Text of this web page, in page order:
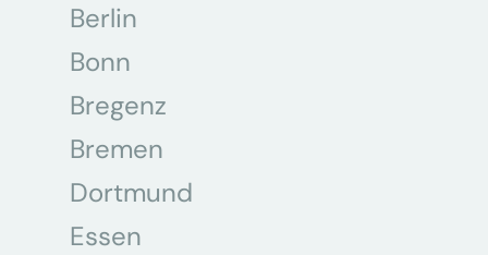
Berlin
Bonn
Bregenz
Bremen
Dortmund
Essen